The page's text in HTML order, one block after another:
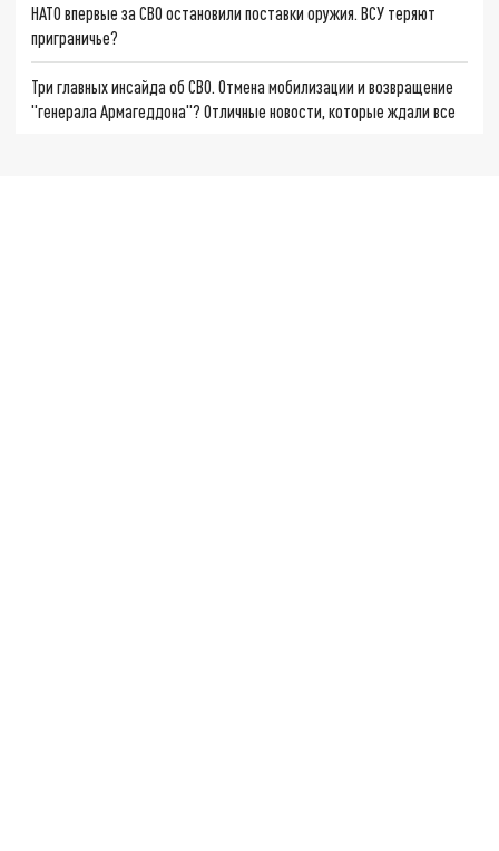
НАТО впервые за СВО остановили поставки оружия. ВСУ теряют
приграничье?
Три главных инсайда об СВО. Отмена мобилизации и возвращение
"генерала Армагеддона"? Отличные новости, которые ждали все